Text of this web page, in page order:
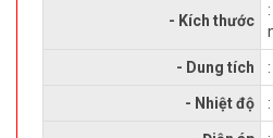
- Kích thước
- Dung tích
- Nhiệt độ